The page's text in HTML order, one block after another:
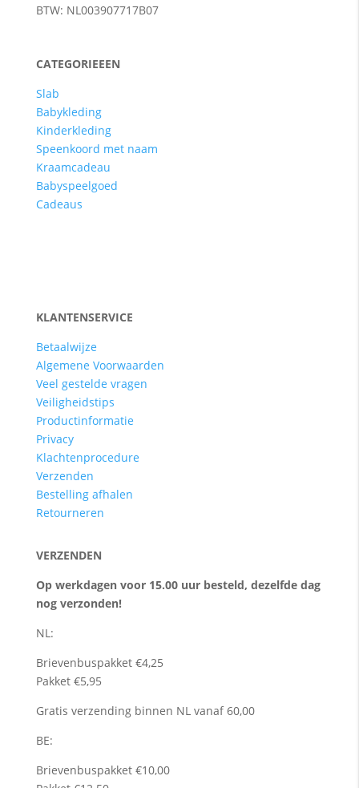
BTW: NL003907717B07
CATEGORIEEEN
Slab
Babykleding
Kinderkleding
Speenkoord met naam
Kraamcadeau
Babyspeelgoed
Cadeaus
KLANTENSERVICE
Betaalwijze
Algemene Voorwaarden
Veel gestelde vragen
Veiligheidstips
Productinformatie
Privacy
Klachtenprocedure
Verzenden
Bestelling afhalen
Retourneren
VERZENDEN
Op werkdagen voor 15.00 uur besteld, dezelfde dag
nog verzonden!
NL:
Brievenbuspakket €4,25
Pakket €5,95
Gratis verzending binnen NL vanaf 60,00
BE:
Brievenbuspakket €10,00